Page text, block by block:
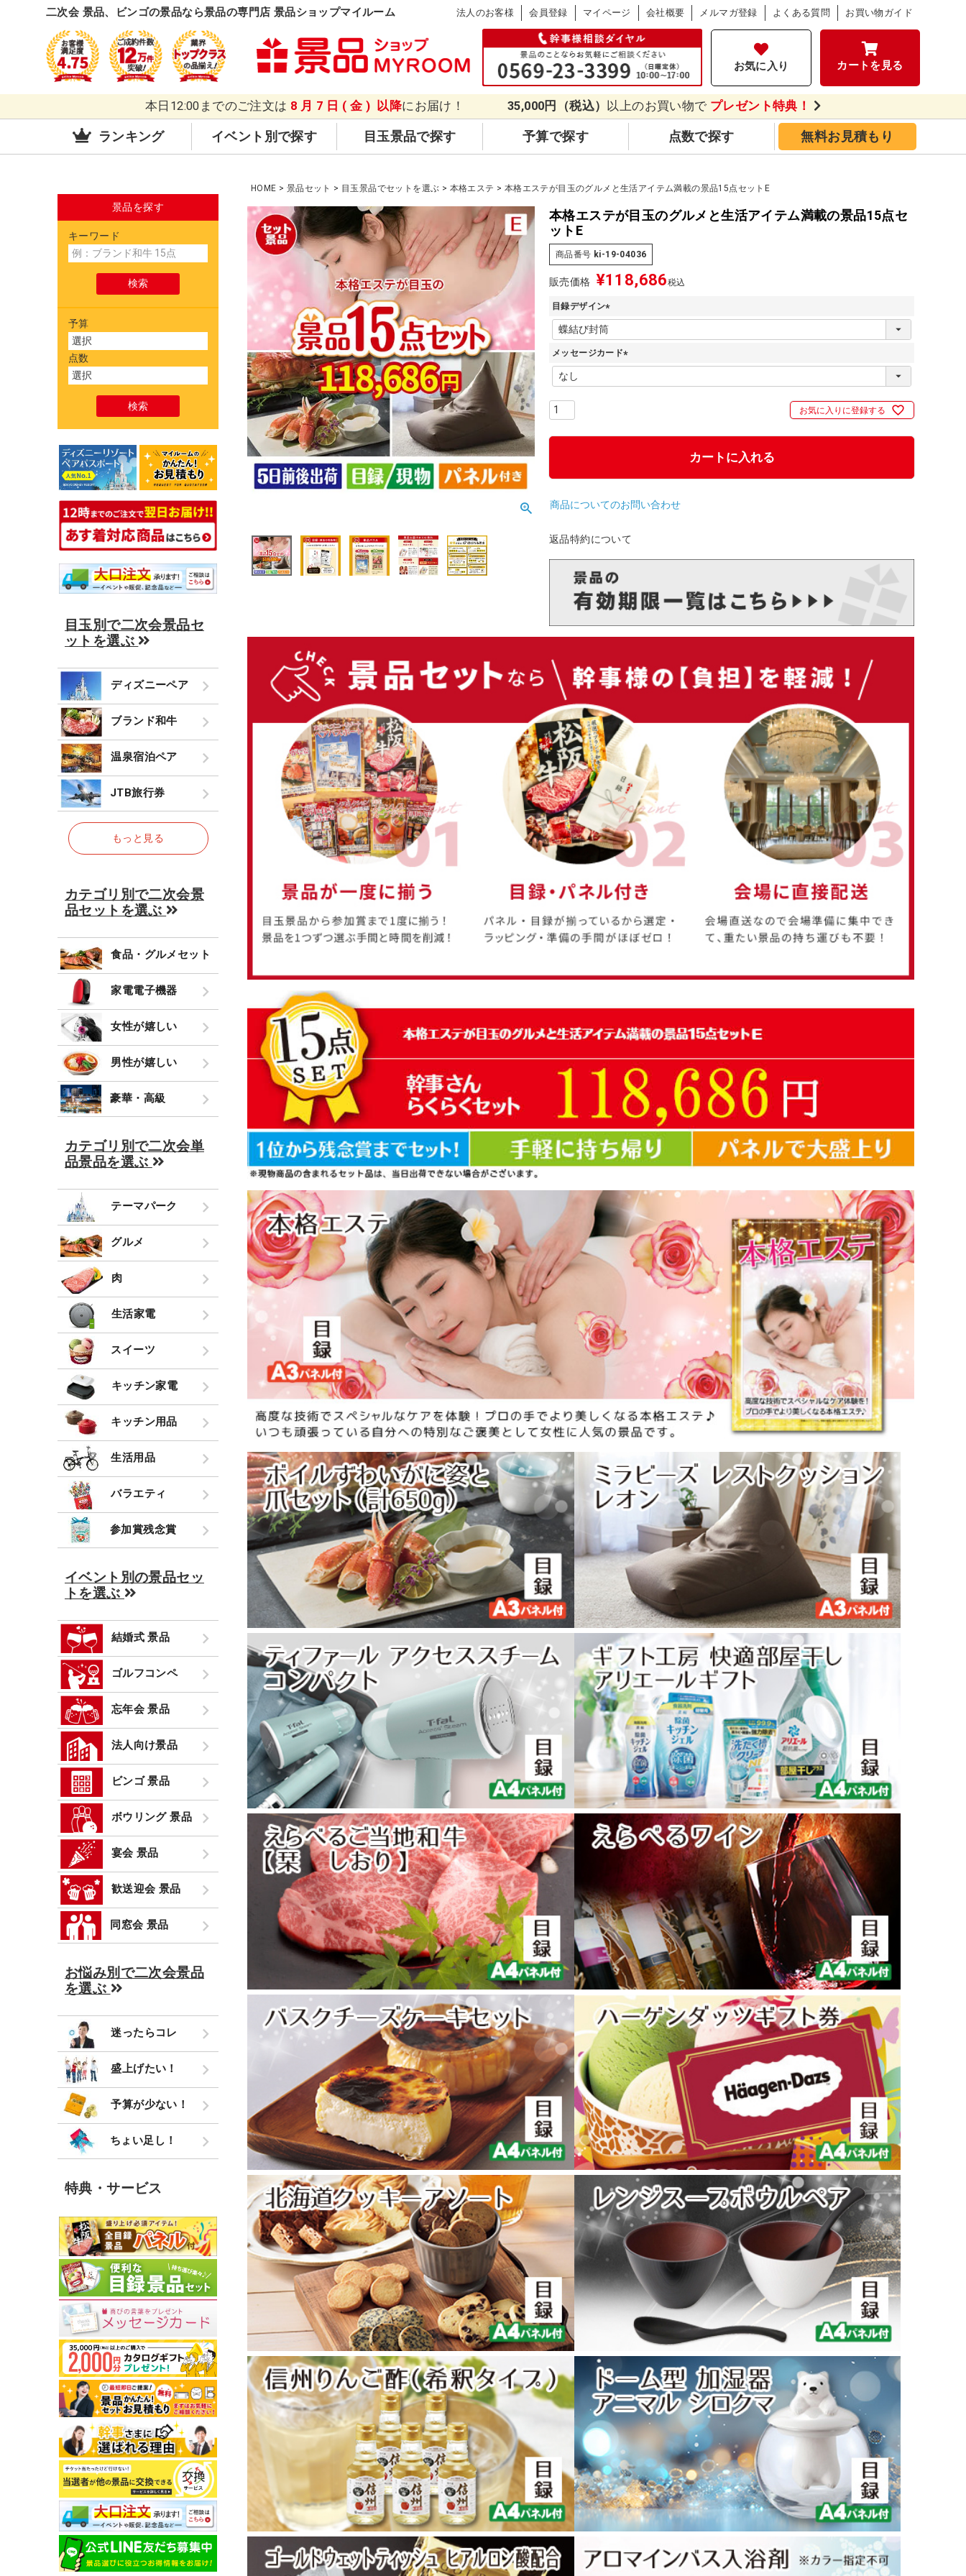
二次会 景品、ビンゴの景品なら景品の専門店 景品ショップマイルーム 法人のお客様 会員登録 マイページ 会社概要 メルマガ登録 よくある質問 お買い物ガイド
お気に入り カートを見る
本日12:00までのご注文は 8月7日(金) 以降にお届け！ 35,000円（税込） 以上のお買い物で プレゼント特典！
ランキング イベント別で探す 目玉景品で探す 予算で探す 点数で探す 無料お見積もり
景品を探す
キーワード
予算
点数
目玉別で二次会景品セ
ットを選ぶ
ディズニーペア
ブランド和牛
温泉宿泊ペア
JTB旅行券
もっと見る
カテゴリ別で二次会景
品セットを選ぶ
食品・グルメセット
家電電子機器
女性が嬉しい
男性が嬉しい
豪華・高級
カテゴリ別で二次会単
品景品を選ぶ
テーマパーク
グルメ
肉
生活家電
スイーツ
キッチン家電
キッチン用品
生活用品
バラエティ
参加賞残念賞
イベント別の景品セッ
トを選ぶ
結婚式 景品
ゴルフコンペ
忘年会 景品
法人向け景品
ビンゴ 景品
ボウリング 景品
宴会 景品
歓送迎会 景品
同窓会 景品
お悩み別で二次会景品
を選ぶ
迷ったらコレ
盛上げたい！
予算が少ない！
ちょい足し！
特典・サービス
HOME 景品セット 目玉景品でセットを選ぶ 本格エステ 本格エステが目玉のグルメと生活アイテム満載の景品15点セットE
本格エステが目玉のグルメと生活アイテム満載の景品15点セ
ットE
商品番号 ki-19-04036
販売価格 ¥118,686税込
目録デザイン
(
必
須
)
メッセージカード
必
お気に入りに登録する
カートに入れる
商品についてのお問い合わせ
返品特約について